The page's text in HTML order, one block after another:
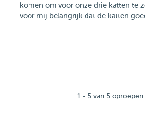
komen om voor onze drie katten te
voor mij belangrijk dat de katten
1 - 5 van 5 oproepen